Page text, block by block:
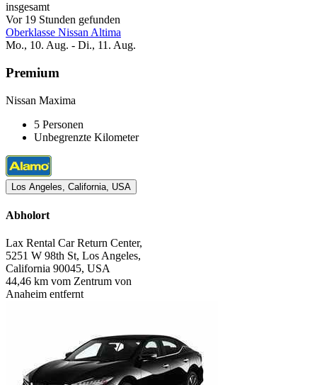
insgesamt
Vor 19 Stunden gefunden
Oberklasse Nissan Altima
Mo., 10. Aug. - Di., 11. Aug.
Premium
Nissan Maxima
5 Personen
Unbegrenzte Kilometer
Los Angeles, California, USA
Abholort
Lax Rental Car Return Center,
5251 W 98th St, Los Angeles,
California 90045, USA
44,46 km vom Zentrum von
Anaheim entfernt